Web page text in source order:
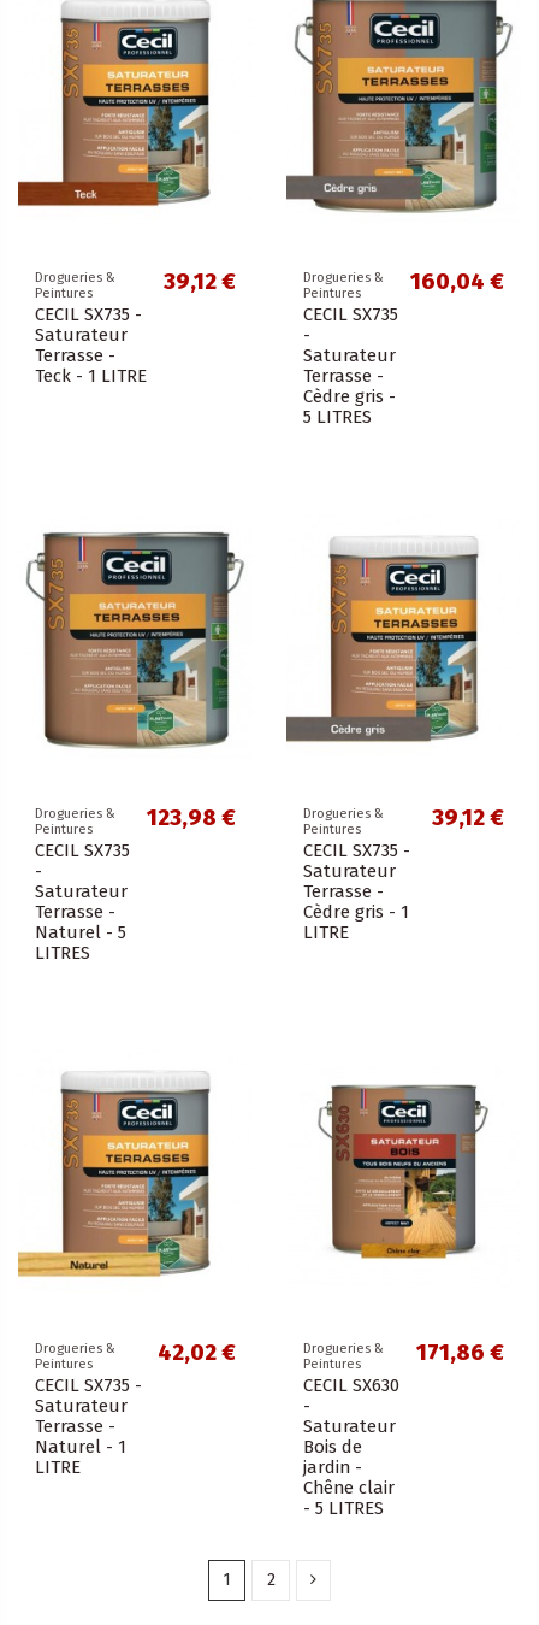
Drogueries &
Peintures
CECIL SX735 -
Saturateur
Terrasse -
Teck - 1 LITRE
39,12 €
Drogueries &
Peintures
CECIL SX735
-
Saturateur
Terrasse -
Cèdre gris -
5 LITRES
160,04 €
Drogueries &
Peintures
CECIL SX735
-
Saturateur
Terrasse -
Naturel - 5
LITRES
123,98 €
Drogueries &
Peintures
CECIL SX735 -
Saturateur
Terrasse -
Cèdre gris - 1
LITRE
39,12 €
Drogueries &
Peintures
CECIL SX735 -
Saturateur
Terrasse -
Naturel - 1
LITRE
42,02 €
Drogueries &
Peintures
CECIL SX630
-
Saturateur
Bois de
jardin -
Chêne clair
- 5 LITRES
171,86 €
1 2